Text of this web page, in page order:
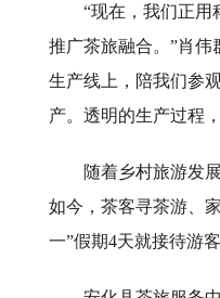
“现在，我们正用
推广茶旅融合。”肖
生产线上，陪我们参
产。透明的生产过程
随着乡村旅游发
如今，茶客寻茶游、
一”假期4天就接待游